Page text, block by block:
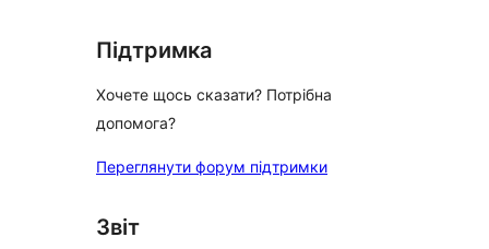
Підтримка
Хочете щось сказати? Потрібна
допомога?
Переглянути форум підтримки
Звіт